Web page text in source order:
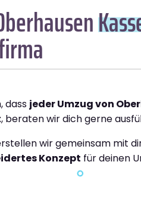
dass jeder Umzug von
, beraten wir dich gerne
wir gemeinsam mit
Konzept für deinen